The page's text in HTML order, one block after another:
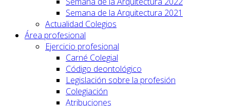
Semana de la Arquitectura 2021
Actualidad Colegios
Área profesional
Ejercicio profesional
Carné Colegial
Código deontológico
Legislación sobre la profesión
Colegiación
Atribuciones